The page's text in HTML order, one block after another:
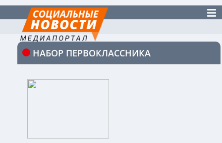
НАБОР ПЕРВОКЛАССНИКА